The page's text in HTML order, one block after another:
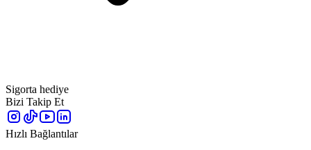
Sigorta hediye
Bizi Takip Et
Hızlı Bağlantılar